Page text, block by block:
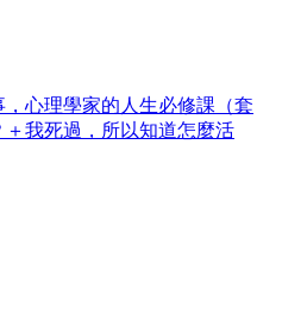
心理學家的人生必修課（套
我死過，所以知道怎麼活